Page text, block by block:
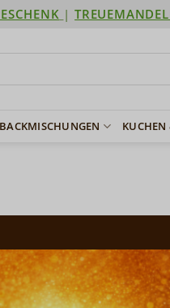
|
BACKMISCHUNGEN KUCHEN